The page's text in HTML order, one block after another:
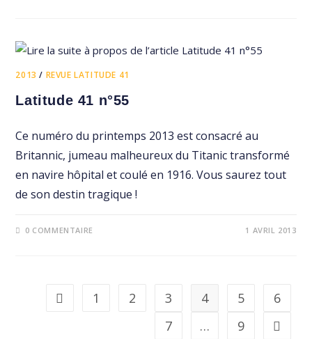
2013 / REVUE LATITUDE 41
Latitude 41 n°55
Ce numéro du printemps 2013 est consacré au
Britannic, jumeau malheureux du Titanic transformé
en navire hôpital et coulé en 1916. Vous saurez tout
de son destin tragique !
0 COMMENTAIRE 1 AVRIL 2013
Go to the previous page
1 2 3 4 5
6
7
… 9 Aller à